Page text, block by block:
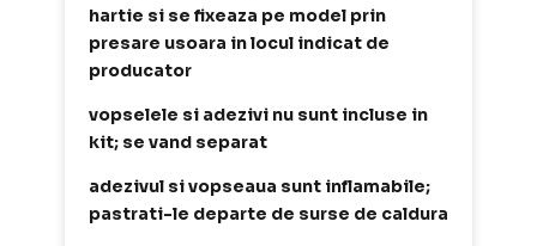
hartie si se fixeaza pe model prin
presare usoara in locul indicat de
producator
vopselele si adezivi nu sunt incluse in
kit; se vand separat
adezivul si vopseaua sunt inflamabile;
pastrati-le departe de surse de caldura